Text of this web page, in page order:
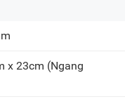
x 23cm (Ngang